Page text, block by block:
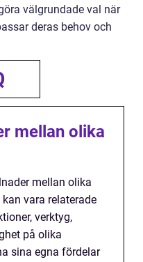
välgrundade val när
deras behov och
mellan olika
mellan olika
vara relaterade
verktyg,
på olika
sina egna fördelar